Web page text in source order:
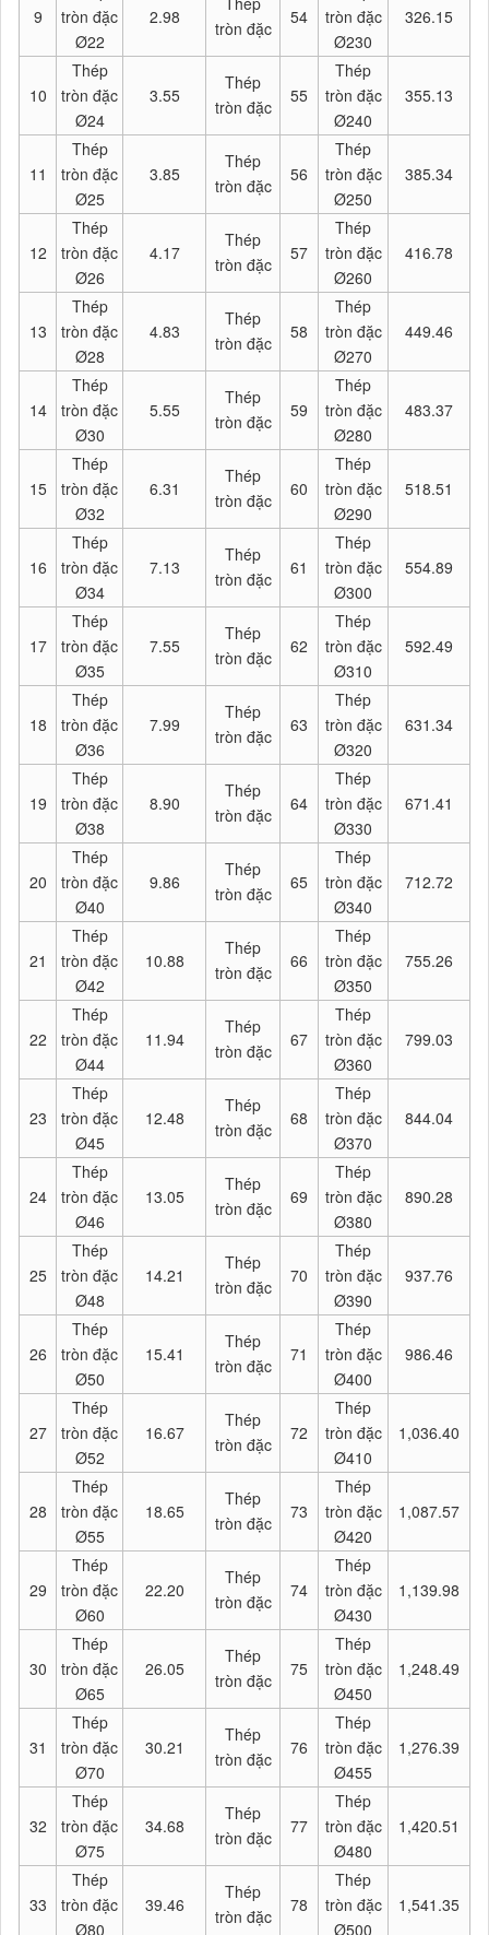
9
tròn đặc
Ø22
2.98
tròn đặc
54
tròn đặc
Ø230
326.15
10
Thép
tròn đặc
Ø24
3.55
Thép
tròn đặc
55
Thép
tròn đặc
Ø240
355.13
11
Thép
tròn đặc
Ø25
3.85
Thép
tròn đặc
56
Thép
tròn đặc
Ø250
385.34
12
Thép
tròn đặc
Ø26
4.17
Thép
tròn đặc
57
Thép
tròn đặc
Ø260
416.78
13
Thép
tròn đặc
Ø28
4.83
Thép
tròn đặc
58
Thép
tròn đặc
Ø270
449.46
14
Thép
tròn đặc
Ø30
5.55
Thép
tròn đặc
59
Thép
tròn đặc
Ø280
483.37
15
Thép
tròn đặc
Ø32
6.31
Thép
tròn đặc
60
Thép
tròn đặc
Ø290
518.51
16
Thép
tròn đặc
Ø34
7.13
Thép
tròn đặc
61
Thép
tròn đặc
Ø300
554.89
17
Thép
tròn đặc
Ø35
7.55
Thép
tròn đặc
62
Thép
tròn đặc
Ø310
592.49
18
Thép
tròn đặc
Ø36
7.99
Thép
tròn đặc
63
Thép
tròn đặc
Ø320
631.34
19
Thép
tròn đặc
Ø38
8.90
Thép
tròn đặc
64
Thép
tròn đặc
Ø330
671.41
20
Thép
tròn đặc
Ø40
9.86
Thép
tròn đặc
65
Thép
tròn đặc
Ø340
712.72
21
Thép
tròn đặc
Ø42
10.88
Thép
tròn đặc
66
Thép
tròn đặc
Ø350
755.26
22
Thép
tròn đặc
Ø44
11.94
Thép
tròn đặc
67
Thép
tròn đặc
Ø360
799.03
23
Thép
tròn đặc
Ø45
12.48
Thép
tròn đặc
68
Thép
tròn đặc
Ø370
844.04
24
Thép
tròn đặc
Ø46
13.05
Thép
tròn đặc
69
Thép
tròn đặc
Ø380
890.28
25
Thép
tròn đặc
Ø48
14.21
Thép
tròn đặc
70
Thép
tròn đặc
Ø390
937.76
26
Thép
tròn đặc
Ø50
15.41
Thép
tròn đặc
71
Thép
tròn đặc
Ø400
986.46
27
Thép
tròn đặc
Ø52
16.67
Thép
tròn đặc
72
Thép
tròn đặc
Ø410
1,036.40
28
Thép
tròn đặc
Ø55
18.65
Thép
tròn đặc
73
Thép
tròn đặc
Ø420
1,087.57
29
Thép
tròn đặc
Ø60
22.20
Thép
tròn đặc
74
Thép
tròn đặc
Ø430
1,139.98
30
Thép
tròn đặc
Ø65
26.05
Thép
tròn đặc
75
Thép
tròn đặc
Ø450
1,248.49
31
Thép
tròn đặc
Ø70
30.21
Thép
tròn đặc
76
Thép
tròn đặc
Ø455
1,276.39
32
Thép
tròn đặc
Ø75
34.68
Thép
tròn đặc
77
Thép
tròn đặc
Ø480
1,420.51
33
Thép
tròn đặc
Ø80
39.46
Thép
tròn đặc
78
Thép
tròn đặc
Ø500
1,541.35